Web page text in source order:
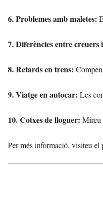
6. Problemes amb maletes:
7. Diferències entre creuers
8. Retards en trens:
9. Viatge en autocar: Les
10. Cotxes de lloguer: Mireu
Per més informació, visiteu